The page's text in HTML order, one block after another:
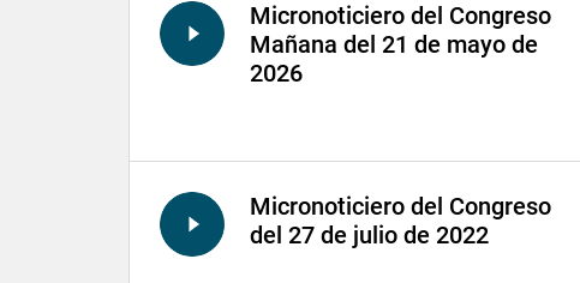
Micronoticiero del Congreso
Mañana del 21 de mayo de
2026
Micronoticiero del Congreso
del 27 de julio de 2022